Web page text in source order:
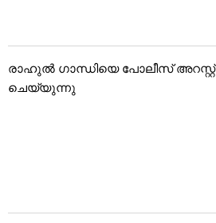
രാഹുൽ ഗാന്ധിയെ പോലീസ് അറസ്റ്റ്
ചെയ്യുന്നു